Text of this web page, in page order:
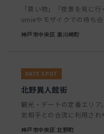
「買い物」「夜景を見に
umieやモザイクでの待ち合
神戸市中央区 東川崎町
北野異人館街
観光・デートの定番エリ
気相手との合流に利用され
神戸市中央区 北野町